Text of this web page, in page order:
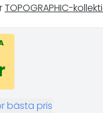
TOPOGRAPHIC-
bästa pris